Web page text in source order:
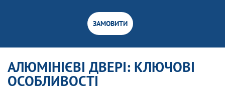
ЗАМОВИТИ
АЛЮМІНІЄВІ ДВЕРІ: КЛЮЧОВІ
ОСОБЛИВОСТІ